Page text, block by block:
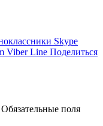
Skype
Viber Line Поделиться
Обязательные поля